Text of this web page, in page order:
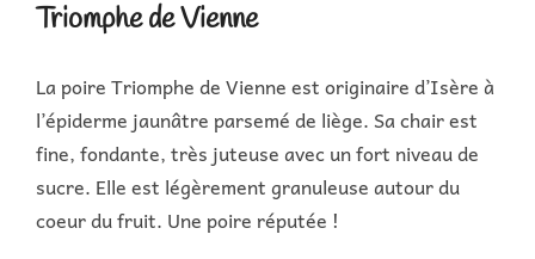
Triomphe de Vienne
La poire Triomphe de Vienne est originaire d’Isère à
l’épiderme jaunâtre parsemé de liège. Sa chair est
fine, fondante, très juteuse avec un fort niveau de
sucre. Elle est légèrement granuleuse autour du
coeur du fruit. Une poire réputée !